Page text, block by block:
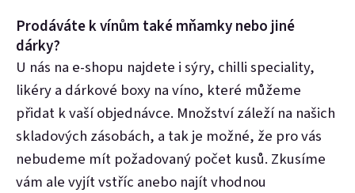
Prodáváte k vínům také mňamky nebo jiné
dárky?
U nás na e-shopu najdete isýry, chilli speciality,
likérya dárkové boxy na víno, které můžeme
přidat k vaší objednávce. Množství záleží na našich
skladových zásobách, a tak je možné, že pro vás
nebudeme mít požadovaný počet kusů. Zkusíme
vám ale vyjít vstříc anebo najít vhodnou